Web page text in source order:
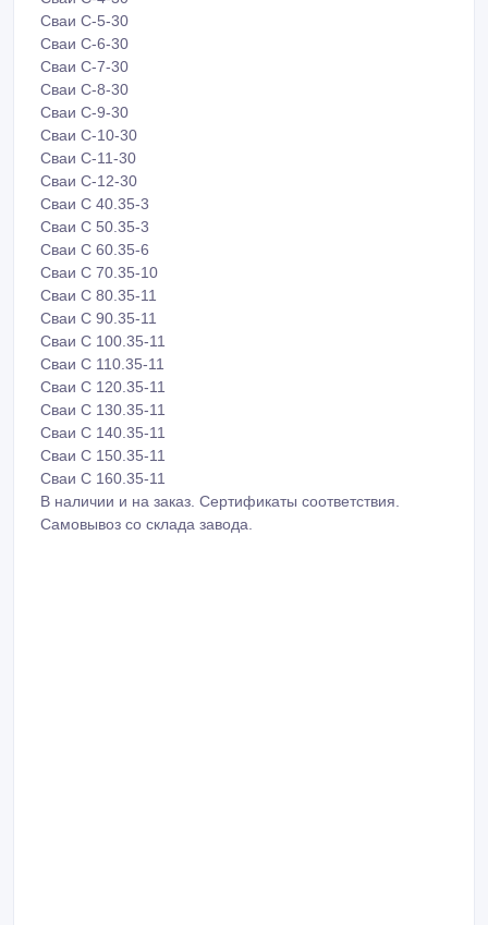
Сваи С-5-30
Сваи С-6-30
Сваи С-7-30
Сваи С-8-30
Сваи С-9-30
Сваи С-10-30
Сваи С-11-30
Сваи С-12-30
Сваи С 40.35-3
Сваи С 50.35-3
Сваи С 60.35-6
Сваи С 70.35-10
Сваи С 80.35-11
Сваи С 90.35-11
Сваи С 100.35-11
Сваи С 110.35-11
Сваи С 120.35-11
Сваи С 130.35-11
Сваи С 140.35-11
Сваи С 150.35-11
Сваи С 160.35-11
В наличии и на заказ. Сертификаты соответствия.
Самовывоз со склада завода.